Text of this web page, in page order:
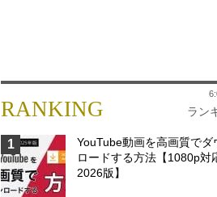
RANKING ラン
1
YouTube動画を高画質でダ
ロードする方法【1080p対
2026版】